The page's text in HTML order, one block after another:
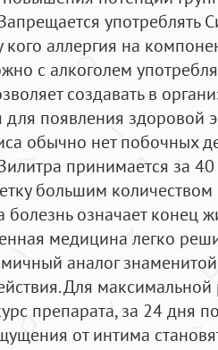
употреблять
аллергия на
с алкоголем
создавать в
появления здоровой
обычно нет побочных
принимается за
большим
болезнь означает конец
медицина легко
аналог
Для максимальной
препарата, за 24 дня
от интима